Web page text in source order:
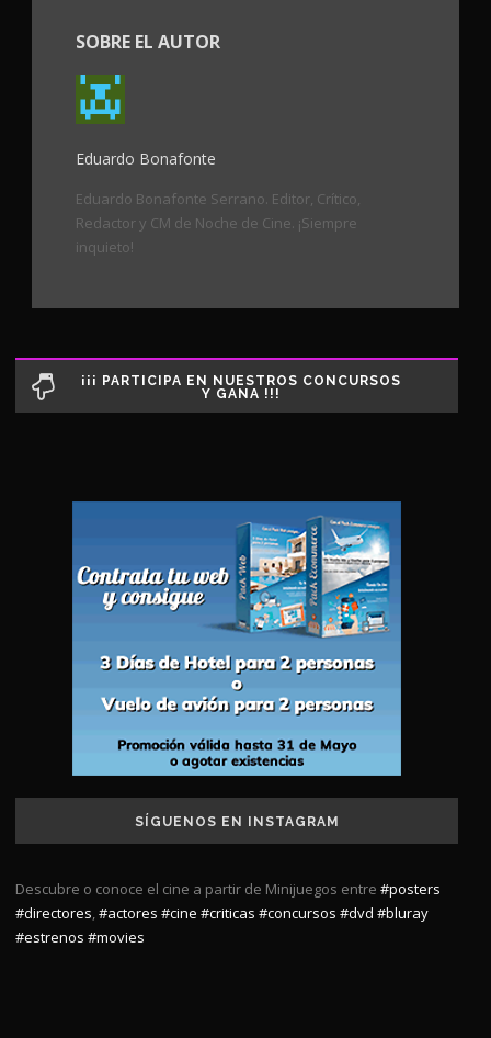
SOBRE EL AUTOR
Eduardo Bonafonte
Eduardo Bonafonte Serrano. Editor, Crítico,
Redactor y CM de Noche de Cine. ¡Siempre
inquieto!
¡¡¡ PARTICIPA EN NUESTROS CONCURSOS
Y GANA !!!
SÍGUENOS EN INSTAGRAM
Descubre o conoce el cine a partir de Minijuegos entre #posters
#directores,#actores #cine #criticas #concursos #dvd #bluray
#estrenos #movies